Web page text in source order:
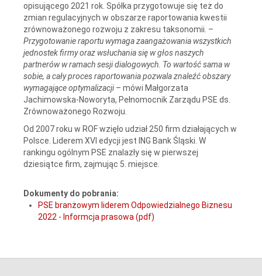
opisującego 2021 rok. Spółka przygotowuje się też do
zmian regulacyjnych w obszarze raportowania kwestii
zrównoważonego rozwoju z zakresu taksonomii. –
Przygotowanie raportu wymaga zaangażowania wszystkich
jednostek firmy oraz wsłuchania się w głos naszych
partnerów w ramach sesji dialogowych. To wartość sama w
sobie, a cały proces raportowania pozwala znaleźć obszary
wymagające optymalizacji– mówi Małgorzata
Jachimowska-Noworyta, Pełnomocnik Zarządu PSE ds.
Zrównoważonego Rozwoju.
Od 2007 roku w ROF wzięło udział 250 firm działających w
Polsce. Liderem XVI edycji jest ING Bank Śląski. W
rankingu ogólnym PSE znalazły się w pierwszej
dziesiątce firm, zajmując 5. miejsce.
Dokumenty do pobrania:
PSE branżowym liderem Odpowiedzialnego Biznesu
2022 - Informcja prasowa (pdf)